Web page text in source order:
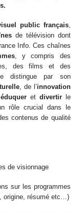
public français,
de télévision dont
Info. Ces chaînes
, y compris des
des films et des
distingue par son
, de l’innovation
éduquer et divertirle
rôle crucial dans le
contenus de qualité
de visionnage
sur les programmes
origine, résumé etc…)